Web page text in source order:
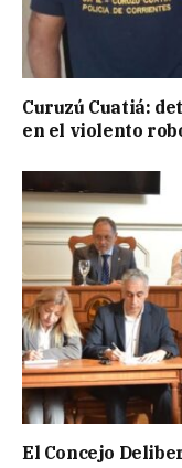
Curuzú Cuatiá:
en el violento
El Concejo